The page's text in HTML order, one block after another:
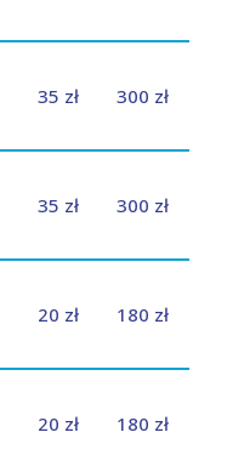
35 zł 300 zł
35 zł 300 zł
20 zł 180 zł
20 zł 180 zł